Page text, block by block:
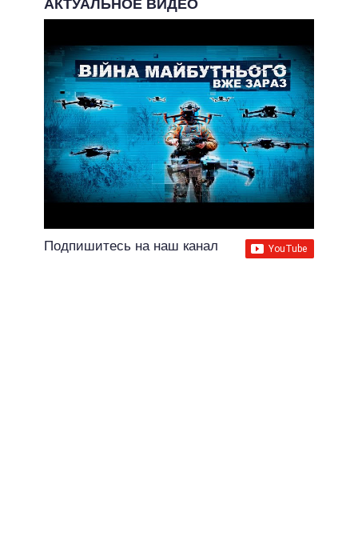
АКТУАЛЬНОЕ ВИДЕО
Подпишитесь на наш канал